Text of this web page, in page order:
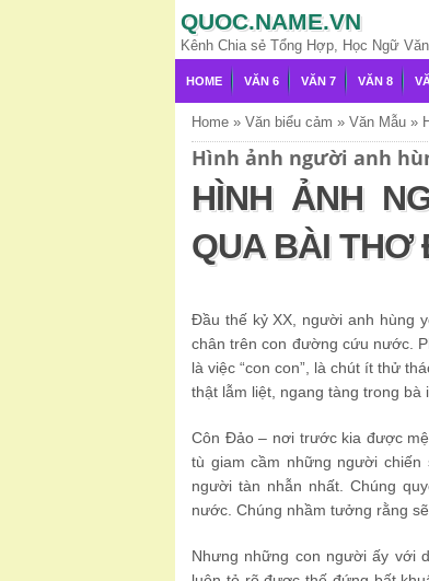
QUOC.NAME.VN
Kênh Chia sẻ Tổng Hợp, Học Ngữ
HOME VĂN 6 VĂN 7 VĂN 8
Home » Văn biểu cảm » Văn Mẫu »
Hình ảnh người anh
HÌNH ẢNH
QUA BÀI THƠ
Đầu thế kỷ XX, người anh hùng
chân trên con đường cứu nước.
là việc “con con”, là chút ít thử
thật lẫm liệt, ngang tàng trong
Côn Đảo – nơi trước kia được
tù giam cầm những người
người tàn nhẫn nhất. Chúng
nước. Chúng nhầm tưởng rằng
Nhưng những con người ấy với